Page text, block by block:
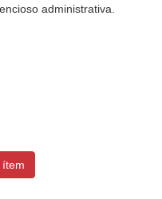
administrativa.
ítem